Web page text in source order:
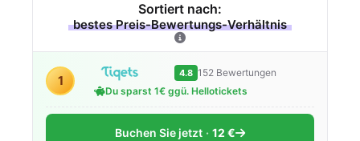
Sortiert nach:
bestes Preis-Bewertungs-Verhältnis
1 4.8 152 Bewertungen
Du sparst 1€ ggü. Hellotickets
Buchen Sie jetzt 12 €